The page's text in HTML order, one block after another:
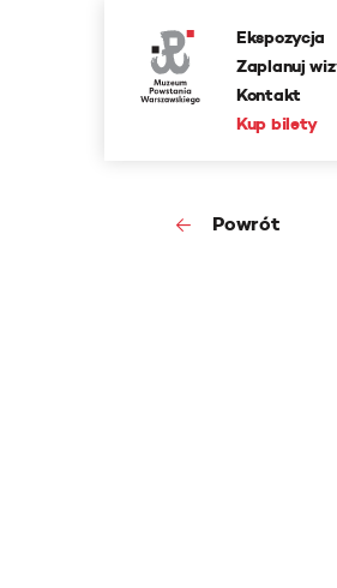
Ekspozycja
Zaplanuj
Kontakt
Kup bilety
Powrót